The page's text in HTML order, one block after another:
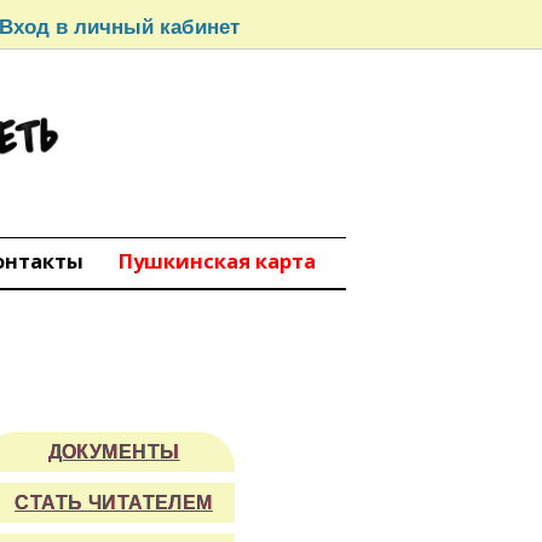
Вход в личный кабинет
Пушкинская карта
ДОКУМЕНТЫ
СТАТЬ ЧИТАТЕЛЕМ